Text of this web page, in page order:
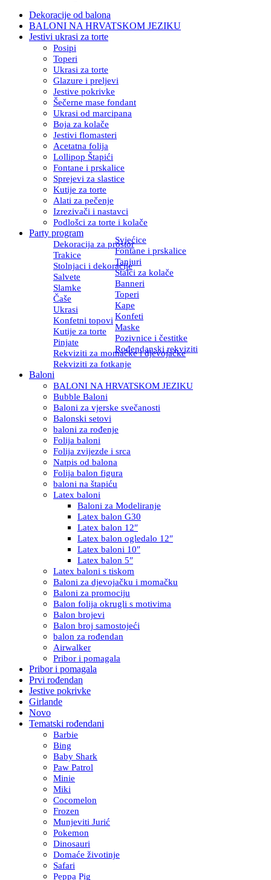
Dekoracije od balona
BALONI NA HRVATSKOM JEZIKU
Jestivi ukrasi za torte
Posipi
Toperi
Ukrasi za torte
Glazure i preljevi
Jestive pokrivke
Šečerne mase fondant
Ukrasi od marcipana
Boja za kolače
Jestivi flomasteri
Acetatna folija
Lollipop Štapići
Fontane i prskalice
Sprejevi za slastice
Kutije za torte
Alati za pečenje
Izrezivači i nastavci
Podlošci za torte i kolače
Party program
Dekoracija za prostor
Svjećice
Trakice
Fontane i prskalice
Stolnjaci i dekoracije
Tanjuri
Salvete
Stalci za kolače
Slamke
Banneri
Čaše
Toperi
Ukrasi
Kape
Konfetni topovi Konfeti
Kutije za torte
Maske
Pinjate
Pozivnice i čestitke
Rekviziti za momačke i djevojačke
Rođendanski rekviziti
Rekviziti za fotkanje
Baloni
BALONI NA HRVATSKOM JEZIKU
Bubble Baloni
Baloni za vjerske svečanosti
Balonski setovi
baloni za rođenje
Folija baloni
Folija zvijezde i srca
Natpis od balona
Folija balon figura
baloni na štapiću
Latex baloni
Baloni za Modeliranje
Latex balon G30
Latex balon 12″
Latex balon ogledalo 12″
Latex baloni 10″
Latex balon 5″
Latex baloni s tiskom
Baloni za djevojačku i momačku
Baloni za promociju
Balon folija okrugli s motivima
Balon brojevi
Balon broj samostojeći
balon za rođendan
Airwalker
Pribor i pomagala
Pribor i pomagala
Prvi rođendan
Jestive pokrivke
Girlande
Novo
Tematski rođendani
Barbie
Bing
Baby Shark
Paw Patrol
Minie
Miki
Cocomelon
Frozen
Munjeviti Jurić
Pokemon
Dinosauri
Domaće životinje
Safari
Peppa Pig